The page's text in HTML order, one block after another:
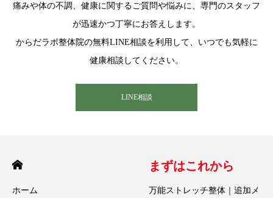
痛みや体の不調、健康に関するご質問や悩みに、専門のスタッフ
が迅速かつ丁寧にお答えします。
からだラボ整体院の無料LINE相談を利用して、いつでも気軽に
健康相談してください。
LINE相談
ホーム
まずはこれから
万能ストレッチ整体｜追加メ